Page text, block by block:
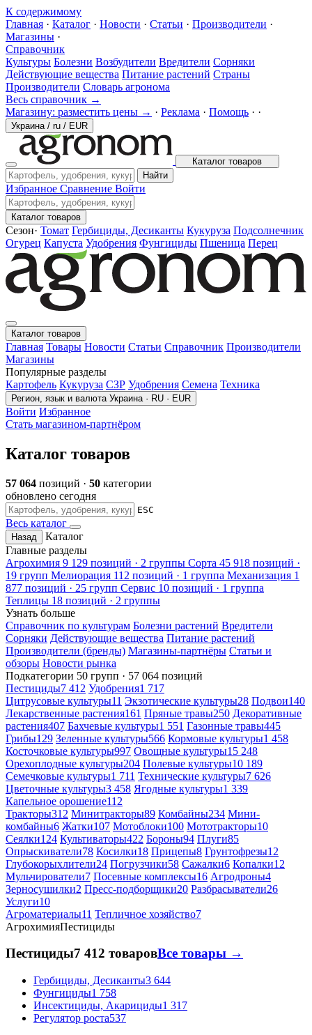
К содержимому
Главная · Каталог · Новости · Статьи · Производители ·
Магазины ·
Справочник
Культуры Болезни Возбудители Вредители Сорняки
Действующие вещества Питание растений Страны
Производители Словарь агронома
Весь справочник →
Магазину: разместить цены → · Реклама · Помощь · ·
Украина / ru / EUR
Каталог товаров
Найти
Избранное Сравнение Войти
Каталог товаров
Сезон· Томат Гербициды, Десиканты Кукуруза Подсолнечник
Огурец Капуста Удобрения Фунгициды Пшеница Перец
Каталог товаров
Главная Товары Новости Статьи Справочник Производители
Магазины
Популярные разделы
Картофель Кукуруза СЗР Удобрения Семена Техника
Регион, язык и валюта Украина · RU · EUR
Войти Избранное
Стать магазином-партнёром
Каталог товаров
57 064 позиций · 50 категории
обновлено сегодня
ESC
Весь каталог
Назад
Каталог
Главные разделы
Агрохимия 9 129 позиций · 2 группы Сорта 45 918 позиций ·
19 групп Мелиорация 112 позиций · 1 группа Механизация 1
877 позиций · 25 групп Сервис 10 позиций · 1 группа
Теплицы 18 позиций · 2 группы
Узнать больше
Справочник по культурам Болезни растений Вредители
Сорняки Действующие вещества Питание растений
Производители (бренды) Магазины-партнёры Статьи и
обзоры Новости рынка
Подкатегории 50 групп · 57 064 позиций
Пестициды7 412 Удобрения1 717
Цитрусовые культуры11 Экзотические культуры28 Подвои140
Лекарственные растения161 Пряные травы250 Декоративные
растения407 Бахчевые культуры1 551 Газонные травы445
Грибы129 Зеленные культуры566 Кормовые культуры1 458
Косточковые культуры997 Овощные культуры15 248
Орехоплодные культуры204 Полевые культуры10 189
Семечковые культуры1 711 Технические культуры7 626
Цветочные культуры3 458 Ягодные культуры1 339
Капельное орошение112
Тракторы312 Минитракторы89 Комбайны234 Мини-
комбайны6 Жатки107 Мотоблоки100 Мототракторы10
Сеялки124 Культиваторы422 Бороны94 Плуги85
Опрыскиватели78 Косилки18 Прицепы8 Грунтофрезы12
Глубокорыхлители24 Погрузчики58 Сажалки6 Копалки12
Мульчирователи7 Посевные комплексы16 Агродроны4
Зерносушилки2 Пресс-подборщики20 Разбрасыватели26
Услуги10
Агроматериалы11 Тепличное хозяйство7
АгрохимияПестициды
Пестициды7 412 товаровВсе товары →
Гербициды, Десиканты3 644
Фунгициды1 758
Инсектициды, Акарициды1 317
Регулятор роста537